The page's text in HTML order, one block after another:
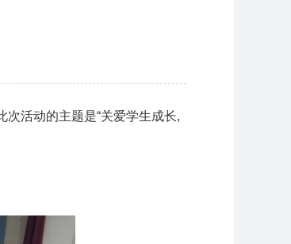
活动的主题是“关爱学生成长,